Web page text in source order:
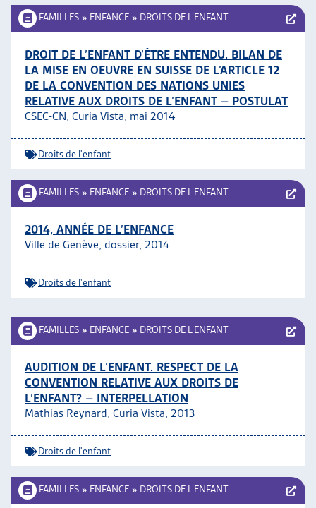
FAMILLES » ENFANCE » DROITS DE L’ENFANT
DROIT DE L’ENFANT D’ÊTRE ENTENDU. BILAN DE
LA MISE EN OEUVRE EN SUISSE DE L’ARTICLE 12
DE LA CONVENTION DES NATIONS UNIES
RELATIVE AUX DROITS DE L’ENFANT – POSTULAT
CSEC-CN, Curia Vista, mai 2014
Droits de l'enfant
FAMILLES » ENFANCE » DROITS DE L’ENFANT
2014, ANNÉE DE L’ENFANCE
Ville de Genève, dossier, 2014
Droits de l'enfant
FAMILLES » ENFANCE » DROITS DE L’ENFANT
AUDITION DE L’ENFANT. RESPECT DE LA
CONVENTION RELATIVE AUX DROITS DE
L’ENFANT? – INTERPELLATION
Mathias Reynard, Curia Vista, 2013
Droits de l'enfant
FAMILLES » ENFANCE » DROITS DE L’ENFANT